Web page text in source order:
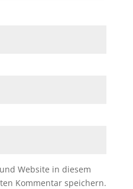
Website in diesem
Kommentar speichern.